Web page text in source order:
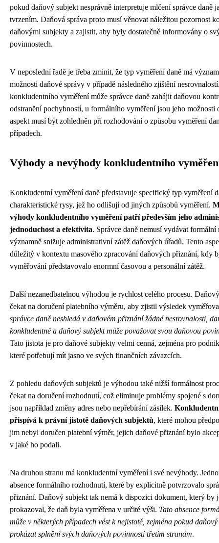
pokud daňový subjekt nesprávně interpretuje mlčení správce daně
tvrzením. Daňová správa proto musí věnovat náležitou pozornost
daňovými subjekty a zajistit, aby byly dostatečně informovány o
povinnostech.
V neposlední řadě je třeba zmínit, že typ vyměření daně má
možnosti daňové správy v případě následného zjištění
konkludentního vyměření může správce daně zahájit daňovou
odstranění pochybností, u formálního vyměření jsou jeho možnosti
aspekt musí být zohledněn při rozhodování o způsobu vyměření
případech.
Výhody a nevýhody konkludentního
Konkludentní vyměření daně představuje specifický typ vyměření
charakteristické rysy, jež ho odlišují od jiných způsobů vyměření.
výhody konkludentního vyměření patří především jeho
jednoduchost a efektivita. Správce daně nemusí vydávat
významně snižuje administrativní zátěž daňových úřadů. Tento
důležitý v kontextu masového zpracování daňových přiznání, kdy
vyměřování představovalo enormní časovou a personální zátěž.
Další nezanedbatelnou výhodou je rychlost celého procesu.
čekat na doručení platebního výměru, aby zjistil výsledek
správce daně neshledá v daňovém přiznání žádné nesrovnalosti,
konkludentně a daňový subjekt může považovat svou daňovou
Tato jistota je pro daňové subjekty velmi cenná, zejména pro
které potřebují mít jasno ve svých finančních závazcích.
Z pohledu daňových subjektů je výhodou také nižší formálnost
čekat na doručení rozhodnutí, což eliminuje problémy spojené s
jsou například změny adres nebo nepřebírání zásilek.
přispívá k právní jistotě daňových subjektů, které mohou
jim nebyl doručen platební výměr, jejich daňové přiznání bylo
v jaké ho podali.
Na druhou stranu má konkludentní vyměření i své nevýhody.
absence formálního rozhodnutí, které by explicitně potvrzovalo
přiznání. Daňový subjekt tak nemá k dispozici dokument, který by
prokazoval, že daň byla vyměřena v určité výši. Tato absence
může v některých případech vést k nejistotě, zejména pokud
prokázat splnění svých daňových povinností třetím stranám.